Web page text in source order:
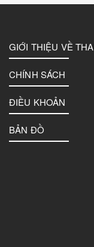
GIỚI THIỆU VỀ
CHÍNH SÁCH
ĐIỀU KHOẢN
BẢN ĐỒ